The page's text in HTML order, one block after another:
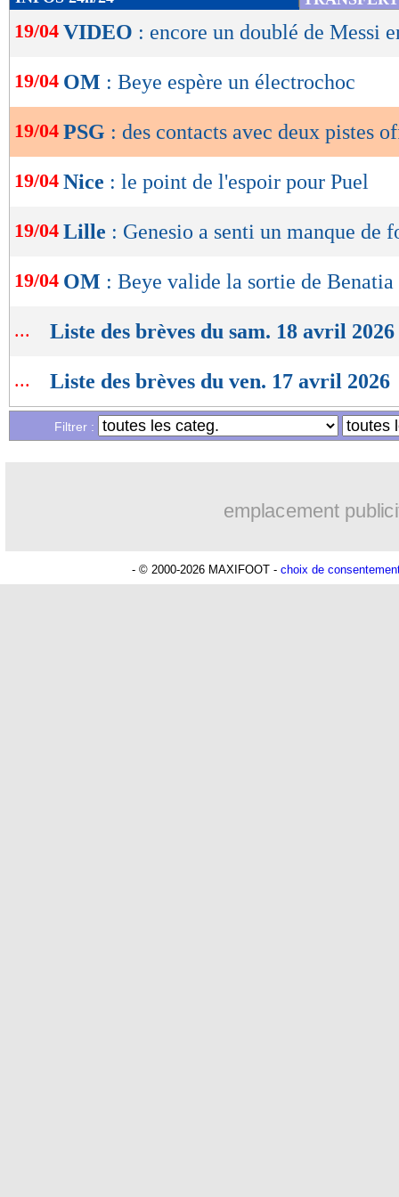
de
lecture
OK
19/04 VIDEO : encore un doublé de Messi
19/04 OM : Beye espère un électrochoc
19/04 PSG : des contacts avec deux pistes
19/04 Nice : le point de l'espoir pour Puel
19/04 Lille : Genesio a senti un manque de
19/04 OM : Beye valide la sortie de Benatia
... Liste des brèves du sam. 18 avril 2026
... Liste des brèves du ven. 17 avril 2026
Filtrer :
emplacement
- © 2000-2026 MAXIFOOT - choix de